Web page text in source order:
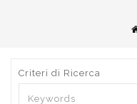
Criteri di Ricerca